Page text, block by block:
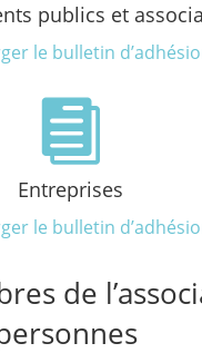
publics et
le bulletin

Entreprises
le bulletin
de